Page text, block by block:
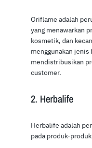
Oriflame adalah
yang menawarkan
kosmetik, dan
menggunakan jenis
mendistribusikan
customer.
2. Herbalife
Herbalife adalah
pada produk-